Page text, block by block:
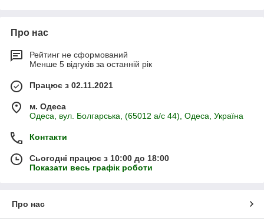
Про нас
Рейтинг не сформований
Менше 5 відгуків за останній рік
Працює з 02.11.2021
м. Одеса
Одеса, вул. Болгарська, (65012 а/с 44), Одеса, Україна
Контакти
Сьогодні працює з 10:00 до 18:00
Показати весь графік роботи
Про нас